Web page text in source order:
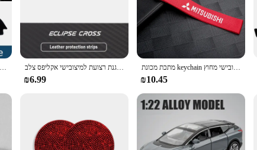
עבור Kia Sportage 4 2016-2018 2019 2020 2021 רכב לוח מחוונים כיסוי למנוע אור מכשיר משטח פלטפורמת כיסוי מחצלת אביזרי שטיח פחמן סיבי עור אנטי שריטה בר רכב אחורי תא מטען דלת פגוש משמר צלחת הגנת רצועת למיצובישי אקליפס צלב GK
₪6.99
מתכת מכונת keychain מפתח לנארד אביזרי רכב עבור מיצובישי מחוץ lander i200 pajero ליקוי חמה asx lancer
₪10.45